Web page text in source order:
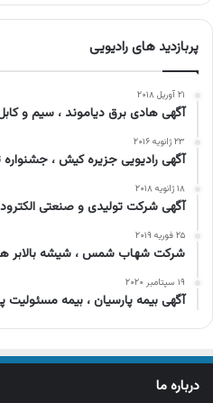
پربازدید های رادیویی
۲۱ آوریل ۲۰۱۸
آگهی هادی برق دیاموند ، سیم و
۲۳ ژانویه ۲۰۱۶
آگهی رادیویی جزیره کیش ،
۱۸ ژانویه ۲۰۱۸
آگهی شركت توليدی و صنعتی
۲۵ فوریه ۲۰۱۹
شرکت شهاب شمس ، شیشه بالابر
۱۹ سپتامبر ۲۰۲۰
آگهی بیمه پارسیان ، بیمه مسئولیت
درباره ما